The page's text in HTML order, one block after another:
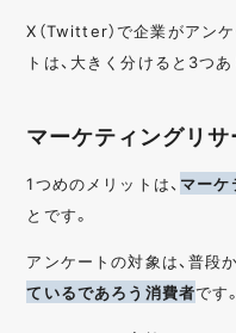
X（Twitter）で企業がアン
トは、大きく分けると3つあ
マーケティングリ
1つめのメリットは、 マーケ
とです。
アンケートの対象は、普段
ているであろう消費者です。